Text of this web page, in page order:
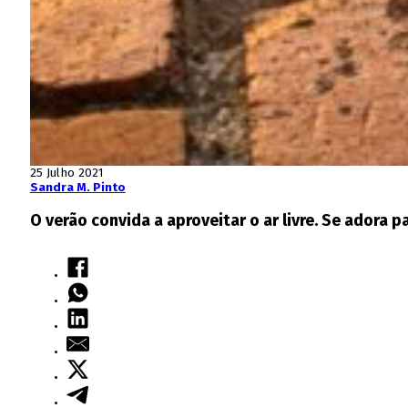
25 Julho 2021
Sandra M. Pinto
O verão convida a aproveitar o ar livre. Se adora